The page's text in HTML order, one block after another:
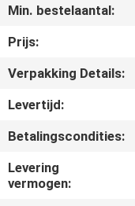
NEEM
CONTACT
ONS
OP
Min. bestelaantal:
Prijs:
Verpakking Details:
Levertijd:
Betalingscondities:
Levering
vermogen: